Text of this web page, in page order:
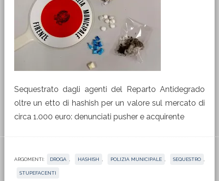
Sequestrato dagli agenti del Reparto Antidegrado
oltre un etto di hashish per un valore sul mercato di
circa 1.000 euro: denunciati pusher e acquirente
ARGOMENTI: DROGA HASHISH POLIZIA MUNICIPALE SEQUESTRO
STUPEFACENTI